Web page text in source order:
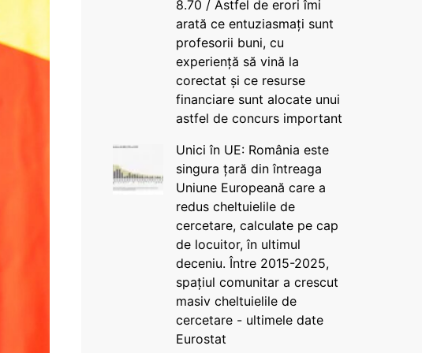
8.70 / Astfel de erori îmi
arată ce entuziasmați sunt
profesorii buni, cu
experiență să vină la
corectat și ce resurse
financiare sunt alocate unui
astfel de concurs important
Unici în UE: România este
singura țară din întreaga
Uniune Europeană care a
redus cheltuielile de
cercetare, calculate pe cap
de locuitor, în ultimul
deceniu. Între 2015-2025,
spațiul comunitar a crescut
masiv cheltuielile de
cercetare - ultimele date
Eurostat